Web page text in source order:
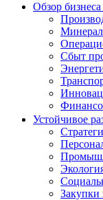
Обзор бизнеса
Сбыт
Устойчивое
Закупки